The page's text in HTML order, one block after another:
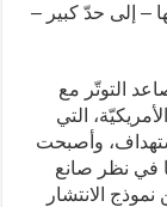
– إلى حدّ كبير –
التوتّر مع
التي
وأصبحت
في نظر صانع
الانتشار